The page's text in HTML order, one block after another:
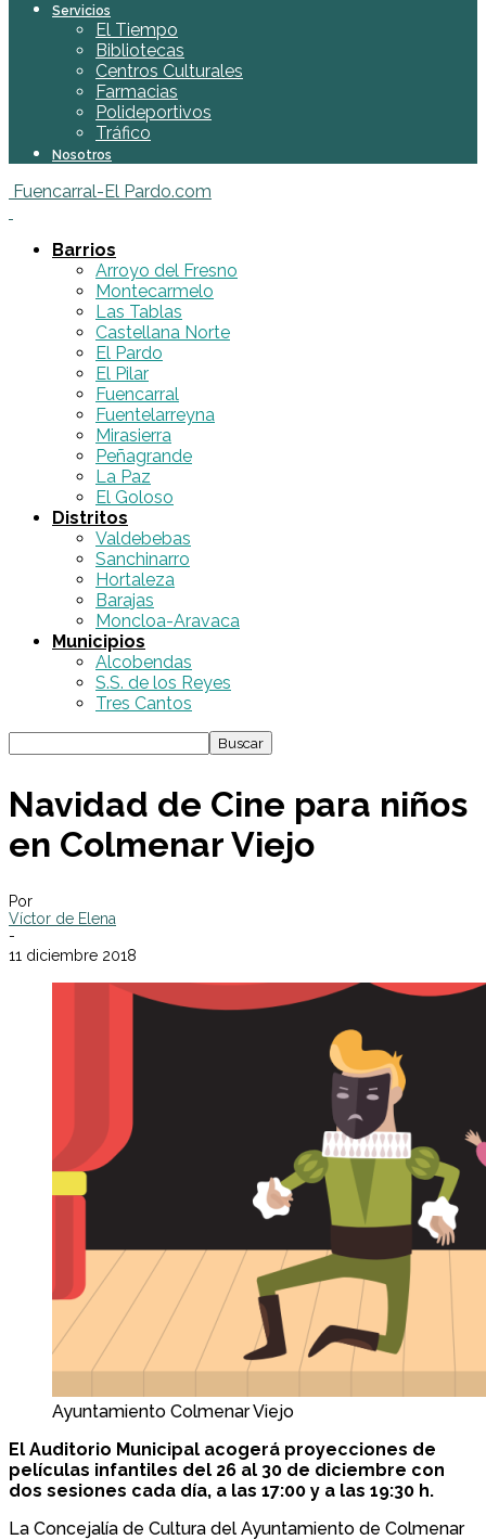
Servicios
El Tiempo
Bibliotecas
Centros Culturales
Farmacias
Polideportivos
Tráfico
Nosotros
Fuencarral-El Pardo.com
Barrios
Arroyo del Fresno
Montecarmelo
Las Tablas
Castellana Norte
El Pardo
El Pilar
Fuencarral
Fuentelarreyna
Mirasierra
Peñagrande
La Paz
El Goloso
Distritos
Valdebebas
Sanchinarro
Hortaleza
Barajas
Moncloa-Aravaca
Municipios
Alcobendas
S.S. de los Reyes
Tres Cantos
Navidad de Cine para niños
en Colmenar Viejo
Por
Víctor de Elena
-
11 diciembre 2018
Ayuntamiento Colmenar Viejo
El Auditorio Municipal acogerá proyecciones de
películas infantiles del 26 al 30 de diciembre con
dos sesiones cada día, a las 17:00 y a las 19:30 h.
La Concejalía de Cultura del Ayuntamiento de Colmenar